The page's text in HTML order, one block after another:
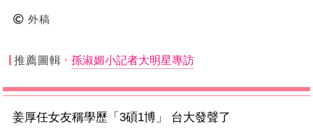
外稿
推薦圖輯 孫淑媚小記者大明星專訪
姜厚任女友稱學歷「3碩1博」 台大發聲了